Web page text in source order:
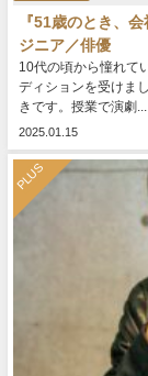
『51歳のとき、
ジニア／俳優
10代の頃から憧れて
ディションを受けま
きです。授業で演劇...
2025.01.15
PLUS